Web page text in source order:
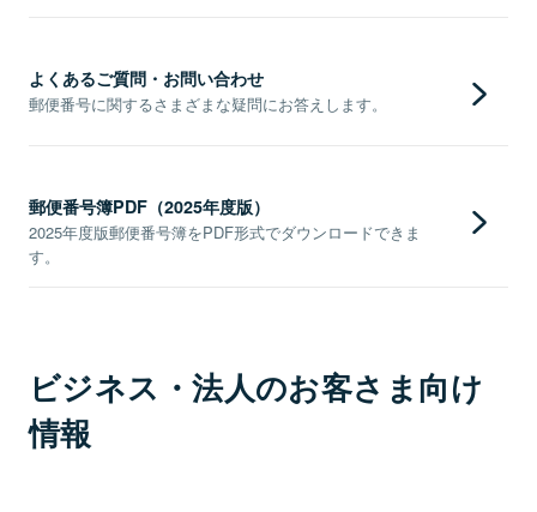
よくあるご質問・お問い合わせ
郵便番号に関するさまざまな疑問にお答えします。
郵便番号簿PDF（2025年度版）
2025年度版郵便番号簿をPDF形式でダウンロードできま
す。
ビジネス・法人のお客さま向け
情報